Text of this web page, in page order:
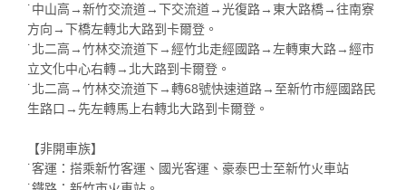
˙中山高→新竹交流道→下交流道→光復路→東大路橋→往南寮
方向→下橋左轉北大路到卡爾登。
˙北二高→竹林交流道下→經竹北走經國路→左轉東大路→經市
立文化中心右轉→北大路到卡爾登。
˙北二高→竹林交流道下→轉68號快速道路→至新竹市經國路民
生路口→先左轉馬上右轉北大路到卡爾登。
【非開車族】
˙客運：搭乘新竹客運、國光客運、豪泰巴士至新竹火車站